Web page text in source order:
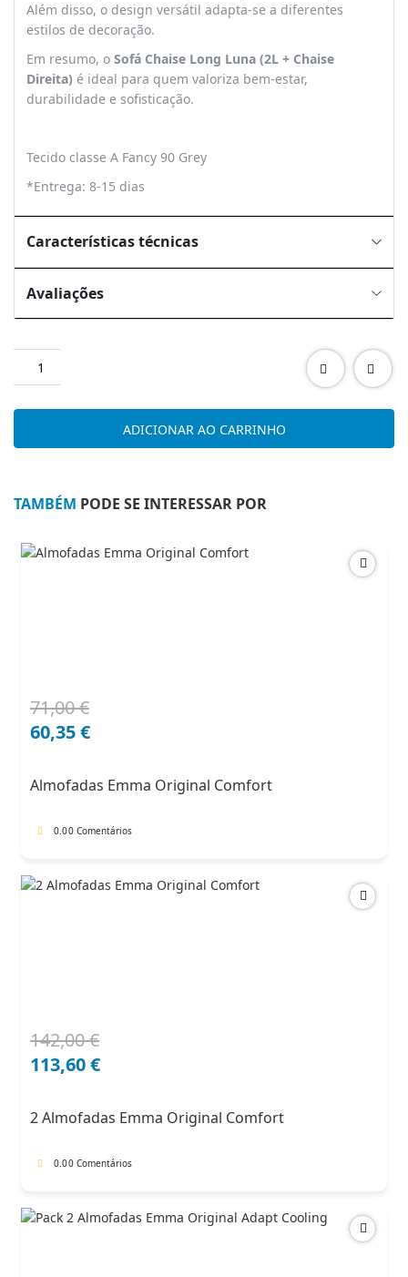
Além disso, o design versátil adapta-se a diferentes
estilos de decoração.
Em resumo, o Sofá Chaise Long Luna (2L + Chaise
Direita) é ideal para quem valoriza bem-estar,
durabilidade e sofisticação.
Tecido classe A Fancy 90 Grey
*Entrega: 8-15 dias
Características técnicas
Avaliações
chaise
direita)
ADICIONAR AO CARRINHO
TAMBÉM PODE SE INTERESSAR POR
71,00€
O
preço
71,00 €.
60,35€
O
preço
60,35 €.
Almofadas Emma Original Comfort
0.00 Comentários
142,00€
O
preço
142,00 €.
113,60€
O
preço
113,60 €.
2 Almofadas Emma Original Comfort
0.00 Comentários